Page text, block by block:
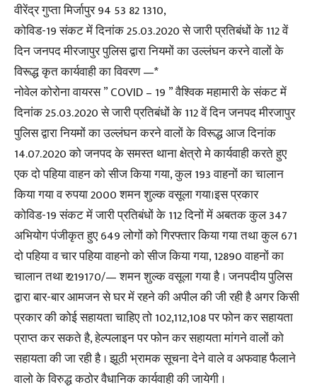
वीरेंद्र गुप्ता मिर्जापुर 94 53 82 1310,
कोविड-19 संकट में दिनांक 25.03.2020 से जारी प्रतिबंधों के 112 वें
दिन जनपद मीरजापुर पुलिस द्वारा नियमों का उल्लंघन करने वालों के
विरूद्ध कृत कार्यवाही का विवरण —*
नोवेल कोरोना वायरस ” COVID – 19 ” वैश्विक महामारी के संकट में
दिनांक 25.03.2020 से जारी प्रतिबंधों के 112 वें दिन जनपद मीरजापुर
पुलिस द्वारा नियमों का उल्लंघन करने वालों के विरूद्ध आज दिनांक
14.07.2020 को जनपद के समस्त थाना क्षेत्रो मे कार्यवाही करते हुए
एक दो पहिया वाहन को सीज किया गया, कुल 193 वाहनों का चालान
किया गया व रुपया 2000 शमन शुल्क वसूला गया।इस प्रकार
कोविड-19 संकट में जारी प्रतिबंधों के 112 दिनों में अबतक कुल 347
अभियोग पंजीकृत हुए 649 लोगों को गिरफ्तार किया गया तथा कुल 671
दो पहिया व चार पहिया वाहनो को सीज किया गया, 12890 वाहनों का
चालान तथा ₹ 219170/— शमन शुल्क वसूला गया है । जनपदीय पुलिस
द्वारा बार-बार आमजन से घर में रहने की अपील की जी रही है अगर किसी
प्रकार की कोई सहायता चाहिए तो 102,112,108 पर फोन कर सहायता
प्राप्त कर सकते है, हेल्पलाइन पर फोन कर सहायता मांगने वालों को
सहायता की जा रही है । झूठी भ्रामक सूचना देने वाले व अफवाह फैलाने
वालो के विरुद्ध कठोर वैधानिक कार्यवाही की जायेगी ।